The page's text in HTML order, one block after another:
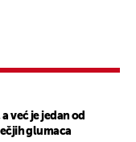
već je jedan od
glumaca